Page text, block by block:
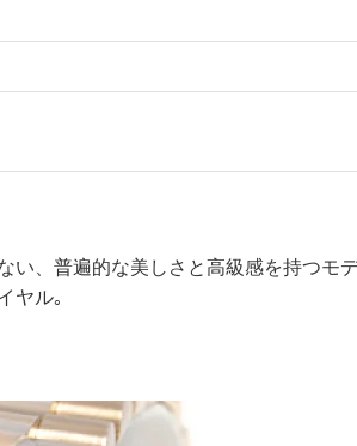
い、普遍的な美しさと高級感を持つモ
ヤル｡